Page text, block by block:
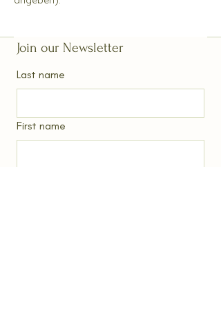
Join our Newsletter
Last name
First name